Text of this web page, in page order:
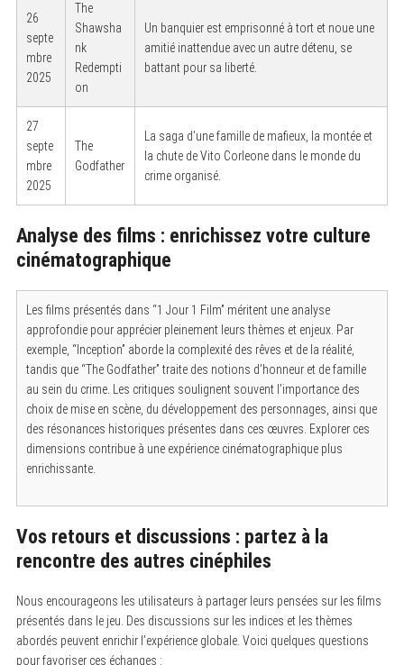
26
septe
mbre
2025
The
Shawsha
nk
Redempti
on
Un banquier est emprisonné à tort et noue une
amitié inattendue avec un autre détenu, se
battant pour sa liberté.
27
septe
mbre
2025
The
Godfather
La saga d’une famille de mafieux, la montée et
la chute de Vito Corleone dans le monde du
crime organisé.
Analyse des films : enrichissez votre culture
cinématographique
Les films présentés dans “1 Jour 1 Film” méritent une analyse
approfondie pour apprécier pleinement leurs thèmes et enjeux. Par
exemple, “Inception” aborde la complexité des rêves et de la réalité,
tandis que “The Godfather” traite des notions d’honneur et de famille
au sein du crime. Les critiques soulignent souvent l’importance des
choix de mise en scène, du développement des personnages, ainsi que
des résonances historiques présentes dans ces œuvres. Explorer ces
dimensions contribue à une expérience cinématographique plus
enrichissante.
Vos retours et discussions : partez à la
rencontre des autres cinéphiles
Nous encourageons les utilisateurs à partager leurs pensées sur les films
présentés dans le jeu. Des discussions sur les indices et les thèmes
abordés peuvent enrichir l’expérience globale. Voici quelques questions
pour favoriser ces échanges :
S
h
f
o
: